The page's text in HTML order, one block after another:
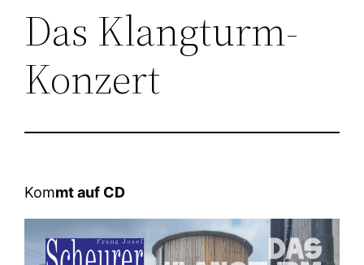
Das Klangturm-
Konzert
Kommt auf CD